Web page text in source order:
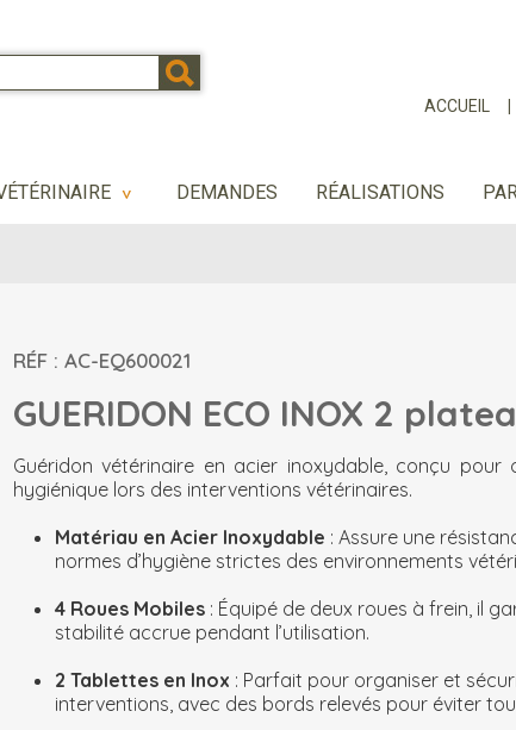
ACCUEIL
> DEMANDES RÉALISATIONS
RÉF : AC-EQ600021
GUERIDON ECO INOX 2
Guéridon vétérinaire en acier inoxydable, conçu
hygiénique lors des interventions vétérinaires.
Matériau en Acier Inoxydable : Assure une
normes d’hygiène strictes des environnements
4 Roues Mobiles : Équipé de deux roues à frein, il
stabilité accrue pendant l’utilisation.
2 Tablettes en Inox : Parfait pour organiser et
interventions, avec des bords relevés pour éviter